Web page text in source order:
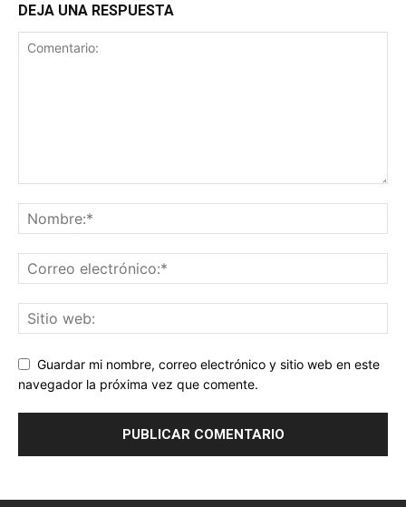
DEJA UNA RESPUESTA
Guardar mi nombre, correo electrónico y sitio web en este
navegador la próxima vez que comente.